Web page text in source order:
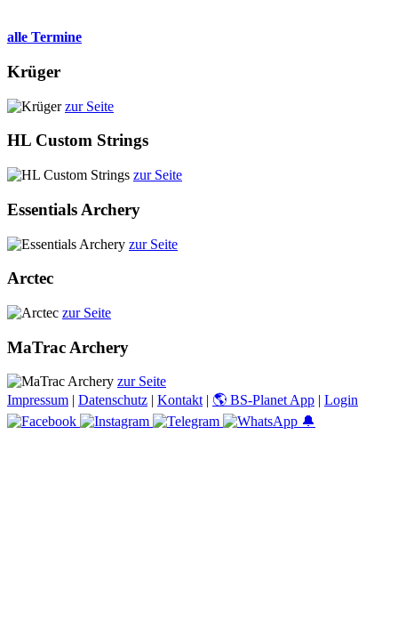
alle Termine
Krüger
zur Seite
HL Custom Strings
zur Seite
Essentials Archery
zur Seite
Arctec
zur Seite
MaTrac Archery
zur Seite
Impressum | Datenschutz | Kontakt | 🌎 BS-Planet App | Login
🔔